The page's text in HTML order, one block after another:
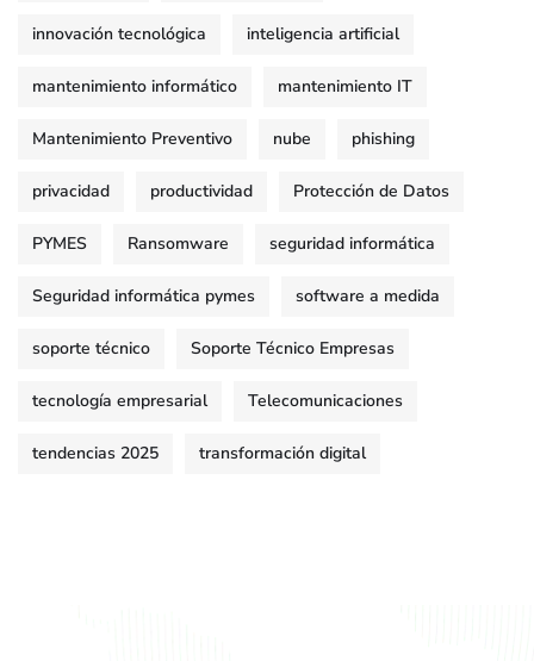
innovación tecnológica inteligencia artificial
mantenimiento informático mantenimiento IT
Mantenimiento Preventivo nube phishing
privacidad productividad Protección de Datos
PYMES Ransomware seguridad informática
Seguridad informática pymes software a medida
soporte técnico Soporte Técnico Empresas
tecnología empresarial Telecomunicaciones
tendencias 2025 transformación digital